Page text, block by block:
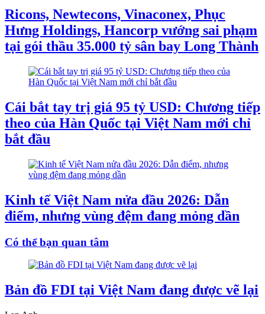
Ricons, Newtecons, Vinaconex, Phục
Hưng Holdings, Hancorp vướng sai phạm
tại gói thầu 35.000 tỷ sân bay Long Thành
Cái bắt tay trị giá 95 tỷ USD: Chương tiếp
theo của Hàn Quốc tại Việt Nam mới chỉ
bắt đầu
Kinh tế Việt Nam nửa đầu 2026: Dẫn
điểm, nhưng vùng đệm đang mỏng dần
Có thể bạn quan tâm
Bản đồ FDI tại Việt Nam đang được vẽ lại